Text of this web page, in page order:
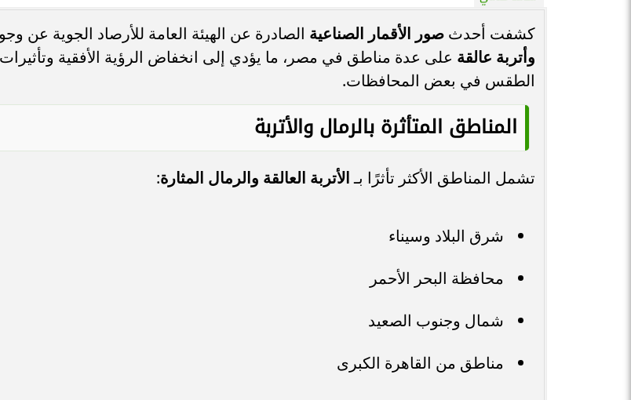
كشفت أحدث صور الأقمار الصناعية الصادرة عن الهيئة العامة للأرصاد الجوية عن
وأتربة عالقة على عدة مناطق في مصر، ما يؤدي إلى انخفاض الرؤية الأفقية
الطقس في بعض المحافظات.
المناطق المتأثرة بالرمال والأتربة
تشمل المناطق الأكثر تأثرًا بـالأتربة العالقة والرمال المثارة:
شرق البلاد وسيناء
محافظة البحر الأحمر
شمال وجنوب الصعيد
مناطق من القاهرة الكبرى